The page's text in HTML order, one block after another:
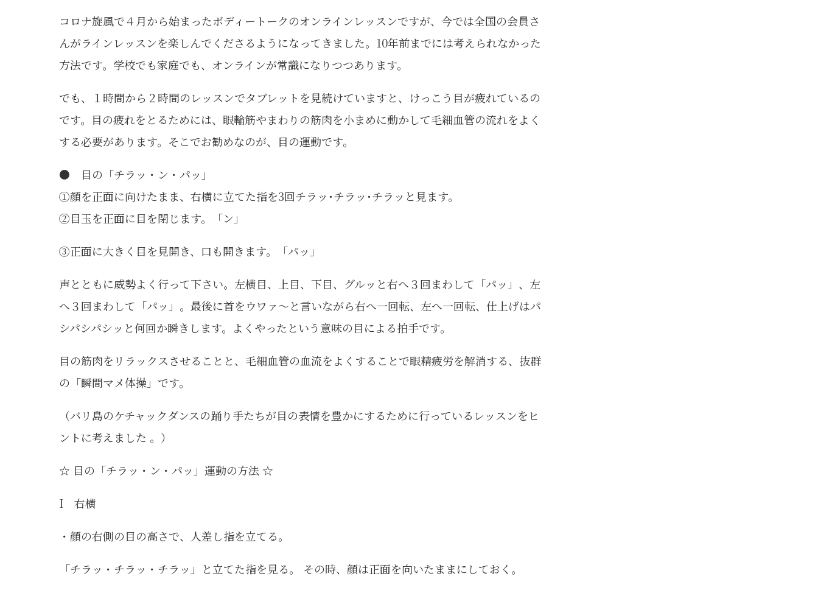
コロナ旋風で４月から始まったボディートークのオンラインレッスンですが、今では全国の会員さ
んがラインレッスンを楽しんでくださるようになってきました。10年前までには考えられなかった
方法です。学校でも家庭でも、オンラインが常識になりつつあります。
でも、１時間から２時間のレッスンでタブレットを見続けていますと、けっこう目が疲れているの
です。目の疲れをとるためには、眼輪筋やまわりの筋肉を小まめに動かして毛細血管の流れをよく
する必要があります。そこでお勧めなのが、目の運動です。
● 目の「チラッ・ン・パッ」
①顔を正面に向けたまま、右横に立てた指を3回チラッ･チラッ･チラッと見ます。
②目玉を正面に目を閉じます。「ン」
③正面に大きく目を見開き、口も開きます。「パッ」
声とともに威勢よく行って下さい。左横目、上目、下目、グルッと右へ３回まわして「パッ」、左
へ３回まわして「パッ」。最後に首をウワァ～と言いながら右へ一回転、左へ一回転、仕上げはパ
シパシパシッと何回か瞬きします。よくやったという意味の目による拍手です。
目の筋肉をリラックスさせることと、毛細血管の血流をよくすることで眼精疲労を解消する、抜群
の「瞬間マメ体操」です。
（バリ島のケチャックダンスの踊り手たちが目の表情を豊かにするために行っているレッスンをヒ
ントに考えました 。）
☆ 目の「チラッ・ン・パッ」運動の方法 ☆
I 右横
・顔の右側の目の高さで、人差し指を立てる。
「チラッ・チラッ・チラッ」と立てた指を見る。 その時、顔は正面を向いたままにしておく。